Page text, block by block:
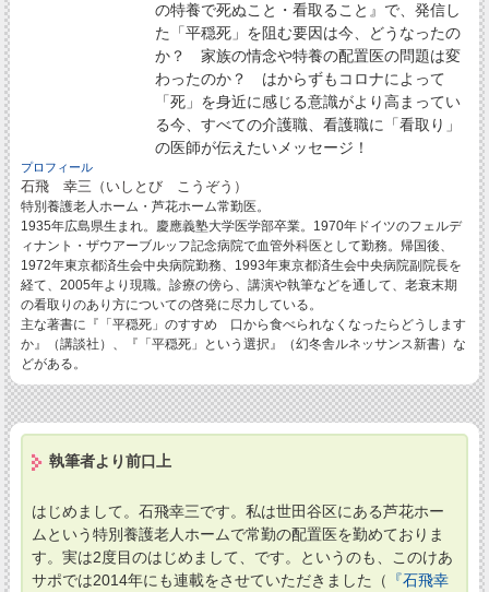
の特養で死ぬこと・看取ること』で、発信し
た「平穏死」を阻む要因は今、どうなったの
か？ 家族の情念や特養の配置医の問題は変
わったのか？ はからずもコロナによって
「死」を身近に感じる意識がより高まってい
る今、すべての介護職、看護職に「看取り」
の医師が伝えたいメッセージ！
プロフィール
石飛 幸三（いしとび こうぞう）
特別養護老人ホーム・芦花ホーム常勤医。
1935年広島県生まれ。慶應義塾大学医学部卒業。1970年ドイツのフェルデ
ィナント・ザウアーブルッフ記念病院で血管外科医として勤務。帰国後、
1972年東京都済生会中央病院勤務、1993年東京都済生会中央病院副院長を
経て、2005年より現職。診療の傍ら、講演や執筆などを通して、老衰末期
の看取りのあり方についての啓発に尽力している。
主な著書に『「平穏死」のすすめ 口から食べられなくなったらどうします
か』（講談社）、『「平穏死」という選択』（幻冬舎ルネッサンス新書）な
どがある。
執筆者より前口上
はじめまして。石飛幸三です。私は世田谷区にある芦花ホー
ムという特別養護老人ホームで常勤の配置医を勤めておりま
す。実は2度目のはじめまして、です。というのも、このけあ
サポでは2014年にも連載をさせていただきました（
『石飛幸